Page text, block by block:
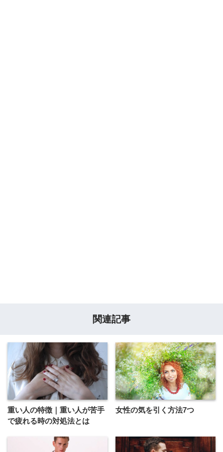
関連記事
重い人の特徴｜重い人が苦手
で疲れる時の対処法とは
女性の気を引く方法7つ